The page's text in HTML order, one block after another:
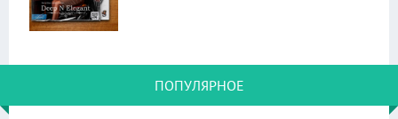
ПОПУЛЯРНОЕ